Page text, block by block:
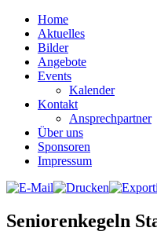
Home
Aktuelles
Bilder
Angebote
Events
Kalender
Kontakt
Ansprechpartner
Über uns
Sponsoren
Impressum
Seniorenkegeln